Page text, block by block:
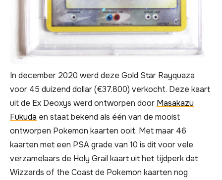
In december 2020 werd deze Gold Star Rayquaza
voor 45 duizend dollar (€37.800) verkocht. Deze kaart
uit de Ex Deoxys werd ontworpen door Masakazu
Fukuda en staat bekend als één van de mooist
ontworpen Pokemon kaarten ooit. Met maar 46
kaarten met een PSA grade van 10 is dit voor vele
verzamelaars de Holy Grail kaart uit het tijdperk dat
Wizzards of the Coast de Pokemon kaarten nog